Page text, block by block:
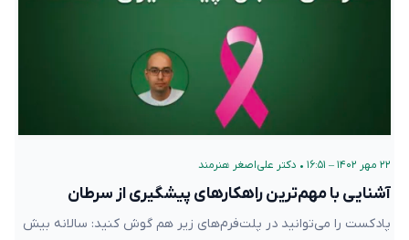
۲۲ مهر ۱۴۰۲ – ۱۶:۵۱ • دکتر علی‌اصغر هنرمند
آشنایی با مهم‌ترین راهکارهای پیشگیری از سرطان
پادکست را می‌توانید در پلت‌فرم‌های زیر هم گوش کنید: سالانه بیش